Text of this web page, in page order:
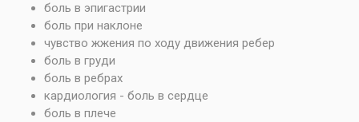
боль в эпигастрии
боль при наклоне
чувство жжения по ходу движения ребер
боль в груди
боль в ребрах
кардиология - боль в сердце
боль в плече